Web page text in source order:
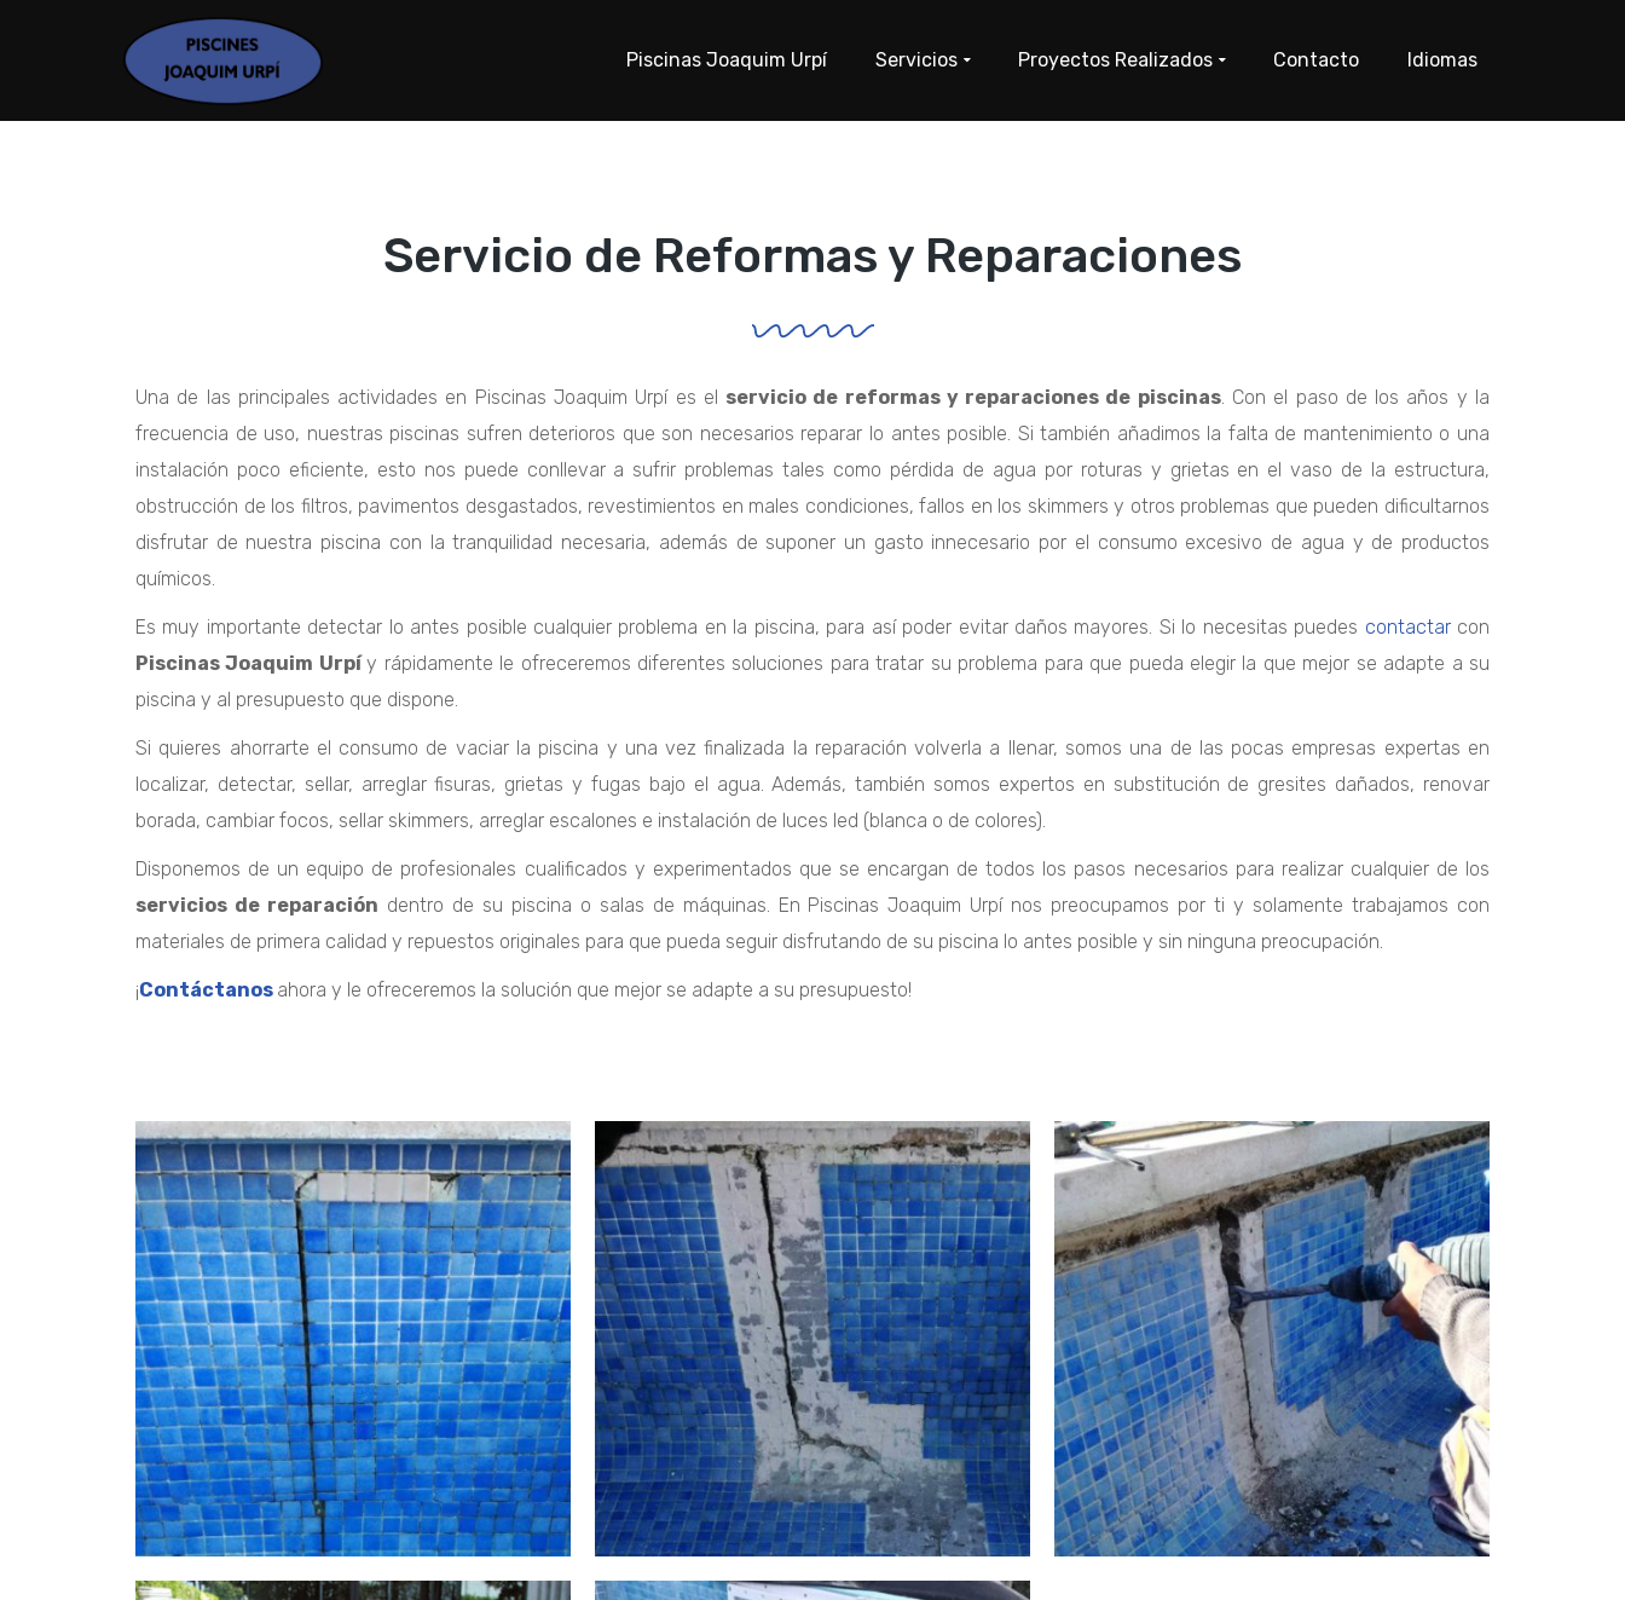
Piscinas Joaquim Urpí Servicios Proyectos Realizados Contacto Idiomas
Servicio de Reformas y Reparaciones
Una de las principales actividades en Piscinas Joaquim Urpíes el servicio de reformas y reparaciones de piscinas. Con el paso de los años y la
frecuencia de uso, nuestras piscinas sufren deterioros que son necesarios reparar lo antes posible. Si también añadimos la falta de mantenimiento o una
instalación poco eficiente, esto nos puede conllevar a sufrir problemas tales como pérdida de agua por roturas y grietas en el vaso de la estructura,
obstrucción de los filtros, pavimentos desgastados, revestimientos en males condiciones, fallos en los skimmers y otros problemas que pueden dificultarnos
disfrutar de nuestra piscina con la tranquilidad necesaria, además de suponer un gasto innecesario por el consumo excesivo de agua y de productos
químicos.
Es muy importante detectar lo antes posible cualquier problema en la piscina, para así poder evitar daños mayores. Si lo necesitas puedes contactarcon
PiscinasJoaquim Urpí y rápidamente le ofreceremos diferentes soluciones para tratar su problema para que pueda elegir la que mejor se adapte a su
piscina y al presupuesto que dispone.
Si quieres ahorrarte el consumo de vaciar la piscina y una vez finalizada la reparación volverla a llenar, somos una de las pocas empresas expertas en
localizar, detectar, sellar, arreglar fisuras, grietas y fugas bajo el agua. Además, también somos expertos en substitución de gresites dañados, renovar
borada, cambiar focos, sellar skimmers, arreglar escalones e instalación de luces led (blanca o de colores).
Disponemos de un equipo de profesionales cualificados y experimentados que se encargan de todos los pasos necesarios para realizar cualquier de los
servicios de reparación dentro de su piscina o salas de máquinas. En PiscinasJoaquim Urpínos preocupamos por ti y solamente trabajamos con
materiales de primera calidad y repuestos originales para que pueda seguir disfrutando de su piscina lo antes posible y sin ninguna preocupación.
¡Contáctanos ahora y le ofreceremos la solución que mejor se adapte a su presupuesto!